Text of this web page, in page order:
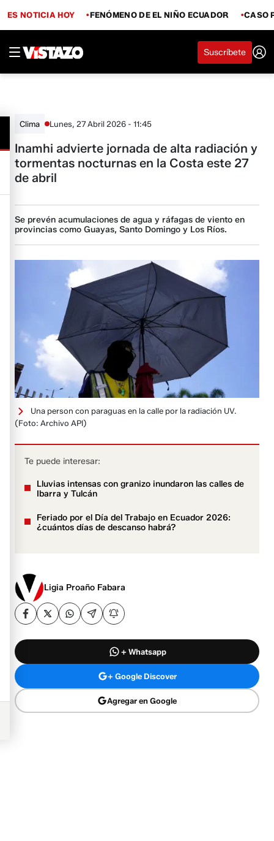
ES NOTICIA HOY FENÓMENO DE EL NIÑO ECUADOR CASO
Suscríbete
Clima Lunes, 27 Abril 2026 - 11:45
Inamhi advierte jornada de alta radiación y
tormentas nocturnas en la Costa este 27
de abril
Se prevén acumulaciones de agua y ráfagas de viento en
provincias como Guayas, Santo Domingo y Los Ríos.
Una person con paraguas en la calle por la radiación UV.
(Foto: Archivo API)
Te puede interesar:
Lluvias intensas con granizo inundaron las calles de
Ibarra y Tulcán
Feriado por el Día del Trabajo en Ecuador 2026:
¿cuántos días de descanso habrá?
Ligia Proaño Fabara
+ Whatsapp
+ Google Discover
Agregar en Google